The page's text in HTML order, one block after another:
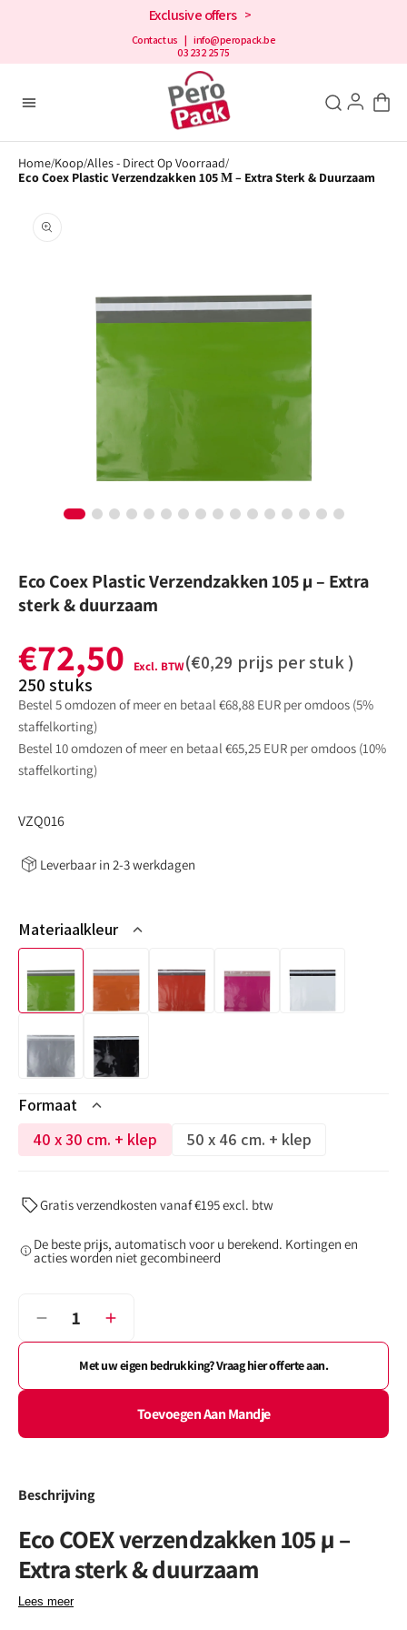
Exclusive offers >
Contact us | info@peropack.be
03 232 2575
Home/Koop/Alles - Direct Op Voorraad/
Eco Coex Plastic Verzendzakken 105 Μ – Extra Sterk & Duurzaam
Eco Coex Plastic Verzendzakken 105 µ – Extra
sterk & duurzaam
Normale
prijs
€72,50 (€0,29 prijs per stuk )
250stuks
Bestel 5 omdozen of meer en betaal €68,88 EUR per omdoos (5%
staffelkorting)
Bestel 10 omdozen of meer en betaal €65,25 EUR per omdoos (10%
staffelkorting)
:VZQ016
Leverbaar in 2-3 werkdagen
Materiaalkleur
Formaat
40 x 30 cm. + klep
Variant
voorraad
of
niet
50 x 46 cm. + klep
Variant
voorraad
of
Gratis verzendkosten vanaf €195 excl. btw
De beste prijs, automatisch voor u berekend. Kortingen en
acties worden niet gecombineerd
Verminder
het
aantal
Plastic
µ
Extra
sterk
&amp;
Verhoog
het
aantal
Coex
Plastic
Extra
sterk
&amp;
Met uw eigen bedrukking? Vraag hier offerte aan.
Toevoegen Aan Mandje
Beschrijving
Eco COEX verzendzakken 105 µ –
Extra sterk & duurzaam
Lees meer